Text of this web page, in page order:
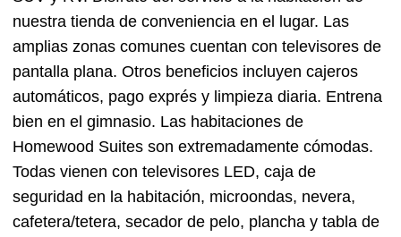
nuestra tienda de conveniencia en el lugar. Las
amplias zonas comunes cuentan con televisores de
pantalla plana. Otros beneficios incluyen cajeros
automáticos, pago exprés y limpieza diaria. Entrena
bien en el gimnasio. Las habitaciones de
Homewood Suites son extremadamente cómodas.
Todas vienen con televisores LED, caja de
seguridad en la habitación, microondas, nevera,
cafetera/tetera, secador de pelo, plancha y tabla de